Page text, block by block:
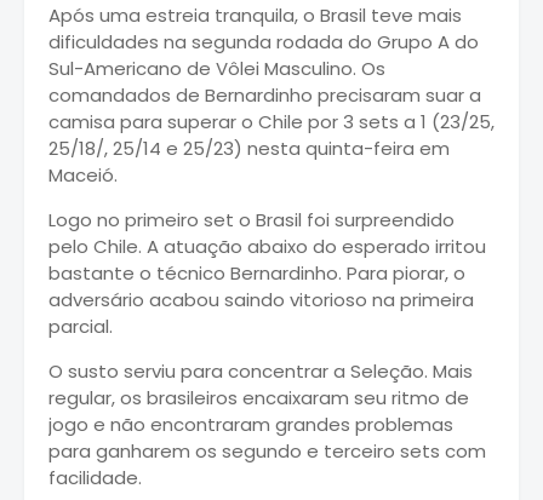
Após uma estreia tranquila, o Brasil teve mais
dificuldades na segunda rodada do Grupo A do
Sul-Americano de Vôlei Masculino. Os
comandados de Bernardinho precisaram suar a
camisa para superar o Chile por 3 sets a 1 (23/25,
25/18/, 25/14 e 25/23) nesta quinta-feira em
Maceió.
Logo no primeiro set o Brasil foi surpreendido
pelo Chile. A atuação abaixo do esperado irritou
bastante o técnico Bernardinho. Para piorar, o
adversário acabou saindo vitorioso na primeira
parcial.
O susto serviu para concentrar a Seleção. Mais
regular, os brasileiros encaixaram seu ritmo de
jogo e não encontraram grandes problemas
para ganharem os segundo e terceiro sets com
facilidade.